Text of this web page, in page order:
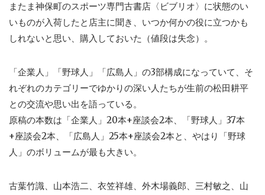
またま神保町のスポーツ専門古書店〈ビブリオ〉に状態のい
いものが入荷したと店主に聞き、いつか何かの役に立つかも
しれないと思い、購入しておいた（値段は失念）。
「企業人」「野球人」「広島人」の3部構成になっていて、そ
れぞれのカテゴリーでゆかりの深い人たちが生前の松田耕平
との交流や思い出を語っている。
原稿の本数は「企業人」20本+座談会2本、「野球人」37本
+座談会2本、「広島人」25本+座談会2本と、やはり「野球
人」のボリュームが最も大きい。
古葉竹識、山本浩二、衣笠祥雄、外木場義郎、三村敏之、山